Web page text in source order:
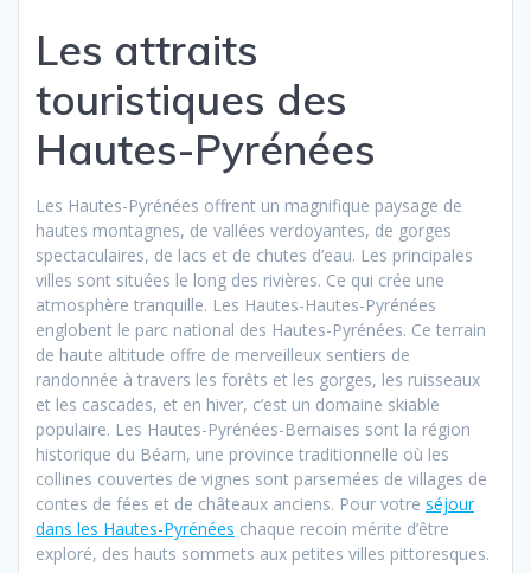
Les attraits
touristiques des
Hautes-Pyrénées
Les Hautes-Pyrénées offrent un magnifique paysage de
hautes montagnes, de vallées verdoyantes, de gorges
spectaculaires, de lacs et de chutes d’eau. Les principales
villes sont situées le long des rivières. Ce qui crée une
atmosphère tranquille. Les Hautes-Hautes-Pyrénées
englobent le parc national des Hautes-Pyrénées. Ce terrain
de haute altitude offre de merveilleux sentiers de
randonnée à travers les forêts et les gorges, les ruisseaux
et les cascades, et en hiver, c’est un domaine skiable
populaire. Les Hautes-Pyrénées-Bernaises sont la région
historique du Béarn, une province traditionnelle où les
collines couvertes de vignes sont parsemées de villages de
contes de fées et de châteaux anciens. Pour votre séjour
dans les Hautes-Pyrénées chaque recoin mérite d’être
exploré, des hauts sommets aux petites villes pittoresques.